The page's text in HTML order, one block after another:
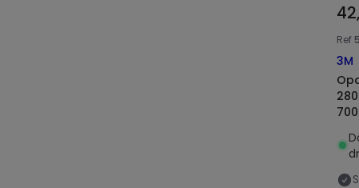
Ref
3M